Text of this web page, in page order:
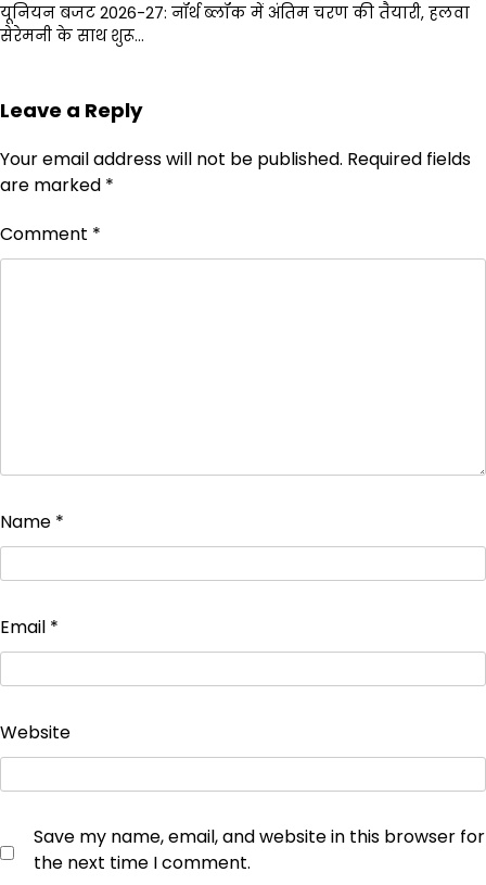
यूनियन बजट 2026-27: नॉर्थ ब्लॉक में अंतिम चरण की तैयारी, हलवा
सेरेमनी के साथ शुरू…
Leave a Reply
Your email address will not be published. Required fields
are marked *
Comment *
Name *
Email *
Website
Save my name, email, and website in this browser for
the next time I comment.